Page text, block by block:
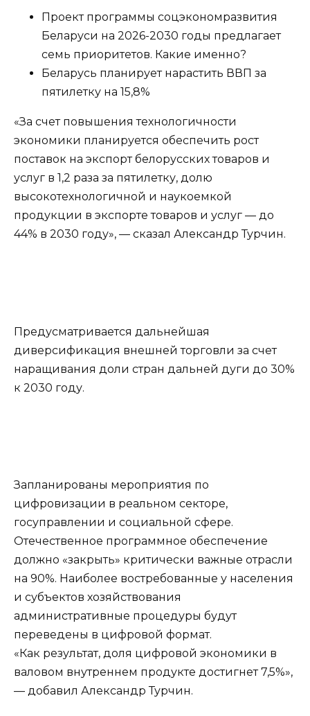
Проект программы соцэкономразвития
Беларуси на 2026-2030 годы предлагает
семь приоритетов. Какие именно?
Беларусь планирует нарастить ВВП за
пятилетку на 15,8%
«За счет повышения технологичности
экономики планируется обеспечить рост
поставок на экспорт белорусских товаров и
услуг в 1,2 раза за пятилетку, долю
высокотехнологичной и наукоемкой
продукции в экспорте товаров и услуг — до
44% в 2030 году», — сказал Александр Турчин.
Предусматривается дальнейшая
диверсификация внешней торговли за счет
наращивания доли стран дальней дуги до 30%
к 2030 году.
Запланированы мероприятия по
цифровизации в реальном секторе,
госуправлении и социальной сфере.
Отечественное программное обеспечение
должно «закрыть» критически важные отрасли
на 90%. Наиболее востребованные у населения
и субъектов хозяйствования
административные процедуры будут
переведены в цифровой формат.
«Как результат, доля цифровой экономики в
валовом внутреннем продукте достигнет 7,5%»,
— добавил Александр Турчин.